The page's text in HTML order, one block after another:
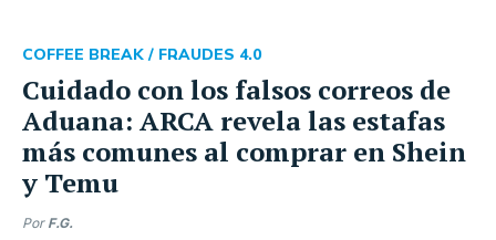
Cuidado con los falsos correos de
Aduana: ARCA revela las estafas
más comunes al comprar en Shein
y Temu
COFFEE BREAK / FRAUDES 4.0
Por F.G.